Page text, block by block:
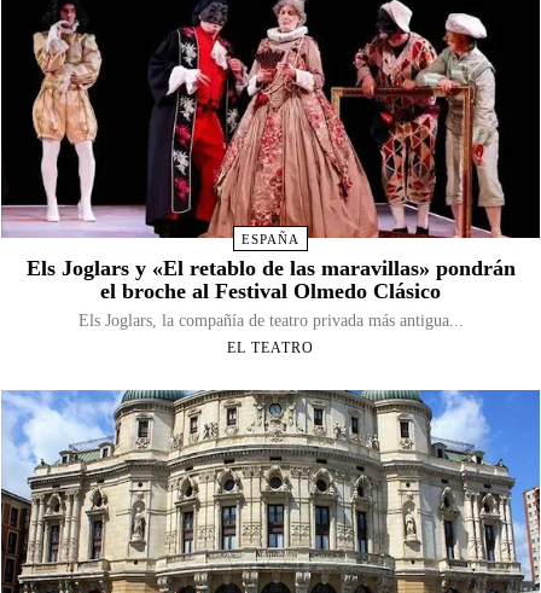
ESPAÑA
Els Joglars y «El retablo de las maravillas» pondrán
el broche al Festival Olmedo Clásico
Els Joglars, la compañía de teatro privada más antigua...
EL TEATRO